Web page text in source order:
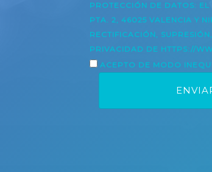
PROTECCIÓN DE DATOS:
PTA. 2, 46025 VALENCIA Y
RECTIFICACIÓN,
PRIVACIDAD DE HTTPS://
ACEPTO DE MODO